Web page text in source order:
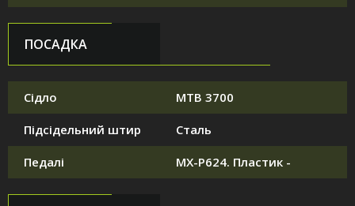
ПОСАДКА
Сідло MTB 3700
Підсідельний штир Сталь
Педалі MX-P624. Пластик -